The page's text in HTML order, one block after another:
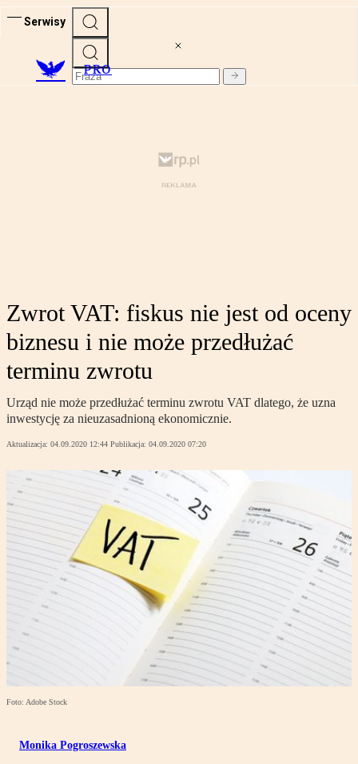
Serwisy
PRO
Zwrot VAT: fiskus nie jest od oceny
biznesu i nie może przedłużać
terminu zwrotu
Urząd nie może przedłużać terminu zwrotu VAT dlatego, że uzna
inwestycję za nieuzasadnioną ekonomicznie.
Aktualizacja: 04.09.2020 12:44 Publikacja: 04.09.2020 07:20
Foto: Adobe Stock
Monika Pogroszewska